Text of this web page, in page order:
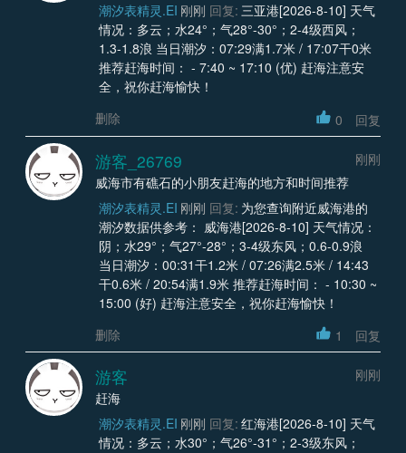
潮汐表精灵.EI 刚刚 回复: 三亚港[2026-8-10] 天气
情况：多云；水24°；气28°-30°；2-4级西风；
1.3-1.8浪 当日潮汐：07:29满1.7米 / 17:07干0米
推荐赶海时间： - 7:40 ~ 17:10 (优) 赶海注意安
全，祝你赶海愉快！
删除
0 回复
游客_26769
刚刚
威海市有礁石的小朋友赶海的地方和时间推荐
潮汐表精灵.EI 刚刚 回复: 为您查询附近威海港的
潮汐数据供参考： 威海港[2026-8-10] 天气情况：
阴；水29°；气27°-28°；3-4级东风；0.6-0.9浪
当日潮汐：00:31干1.2米 / 07:26满2.5米 / 14:43
干0.6米 / 20:54满1.9米 推荐赶海时间： - 10:30 ~
15:00 (好) 赶海注意安全，祝你赶海愉快！
删除
1 回复
游客
刚刚
赶海
潮汐表精灵.EI 刚刚 回复: 红海港[2026-8-10] 天气
情况：多云；水30°；气26°-31°；2-3级东风；